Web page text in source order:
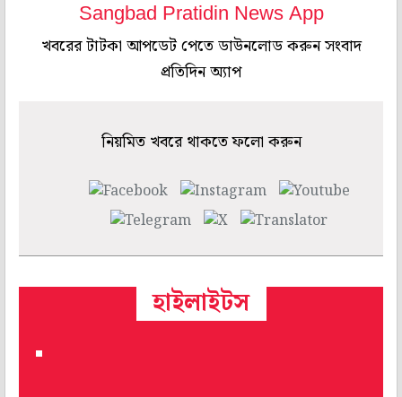
Sangbad Pratidin News App
খবরের টাটকা আপডেট পেতে ডাউনলোড করুন সংবাদ
প্রতিদিন অ্যাপ
নিয়মিত খবরে থাকতে ফলো করুন
হাইলাইটস